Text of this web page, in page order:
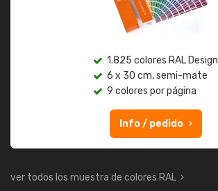
1.825 colores RAL Design
6 x 30 cm, semi-mate
9 colores por página
Info / pedido
ver todos los muestra de colores RAL